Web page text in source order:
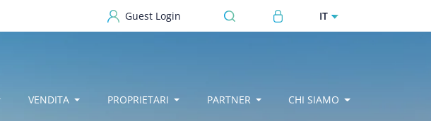
Guest Login User account menu
IT
VENDITA PROPRIETARI PARTNER CHI SIAMO